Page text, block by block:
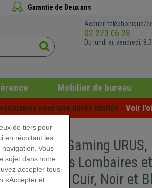
Garantie de Deux ans
Accueil téléphonique/
02 273 06 28
Du lundi au vendredi,
Mobilier de bureau
pour une durée limitée - Voir
Chaise Gaming
Coussins Lombaires
Tissu et Cuir, Noir et
de tiers pour
en récoltant les
Vous
sujet dans notre
accepter tous
«Accepter et